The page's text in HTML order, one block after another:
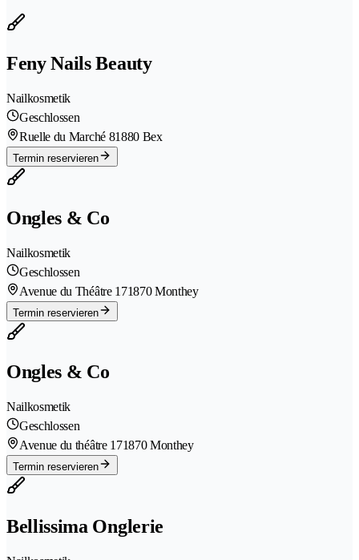
Feny Nails Beauty
Nailkosmetik
Geschlossen
Ruelle du Marché 81880 Bex
Termin reservieren
Ongles & Co
Nailkosmetik
Geschlossen
Avenue du Théâtre 171870 Monthey
Termin reservieren
Ongles & Co
Nailkosmetik
Geschlossen
Avenue du théâtre 171870 Monthey
Termin reservieren
Bellissima Onglerie